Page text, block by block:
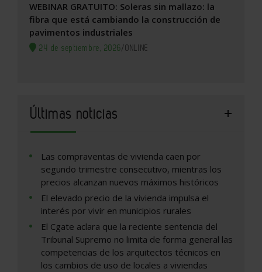
WEBINAR GRATUITO: Soleras sin mallazo: la
fibra que está cambiando la construcción de
pavimentos industriales
24 de septiembre, 2026/ONLINE
Últimas noticias
Las compraventas de vivienda caen por
segundo trimestre consecutivo, mientras los
precios alcanzan nuevos máximos históricos
El elevado precio de la vivienda impulsa el
interés por vivir en municipios rurales
El Cgate aclara que la reciente sentencia del
Tribunal Supremo no limita de forma general las
competencias de los arquitectos técnicos en
los cambios de uso de locales a viviendas